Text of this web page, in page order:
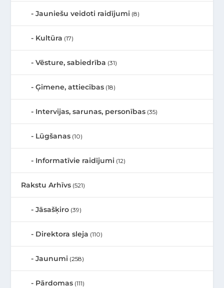
Jauniešu veidoti raidījumi (8)
Kultūra (17)
Vēsture, sabiedrība (31)
Ģimene, attiecības (18)
Intervijas, sarunas, personības (35)
Lūgšanas (10)
Informatīvie raidījumi (12)
Rakstu Arhīvs (521)
Jāsašķiro (39)
Direktora sleja (110)
Jaunumi (258)
Pārdomas (111)